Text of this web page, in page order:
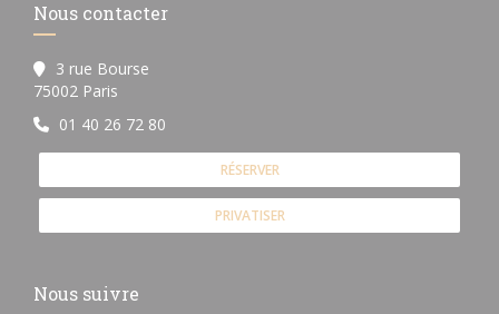
Nous contacter
3 rue Bourse
75002 Paris
01 40 26 72 80
RÉSERVER
PRIVATISER
Nous suivre